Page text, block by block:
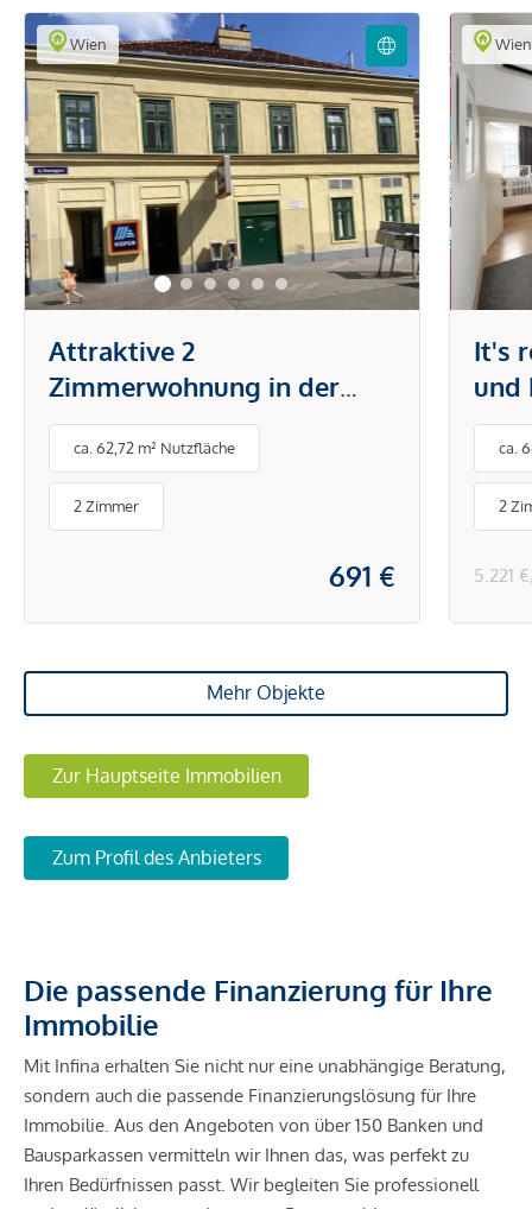
Wien
Attraktive 2
Zimmerwohnung in der
Brunnengasse
ca. 62,72 m² Nutzfläche
2 Zimmer
691 €
Wien
It's
und
&
ca.
2
5.221
Mehr Objekte
Zur Hauptseite Immobilien
Zum Profil des Anbieters
Die passende Finanzierung für Ihre
Immobilie
Mit Infina erhalten Sie nicht nur eine unabhängige Beratung,
sondern auch die passende Finanzierungslösung für Ihre
Immobilie. Aus den Angeboten von über 150 Banken und
Bausparkassen vermitteln wir Ihnen das, was perfekt zu
Ihren Bedürfnissen passt. Wir begleiten Sie professionell